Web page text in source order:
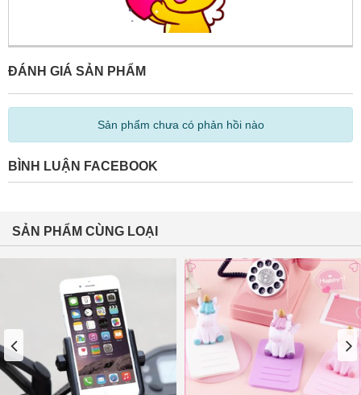
ĐÁNH GIÁ SẢN PHẨM
Sản phẩm chưa có phản hồi nào
BÌNH LUẬN FACEBOOK
SẢN PHẨM CÙNG LOẠI